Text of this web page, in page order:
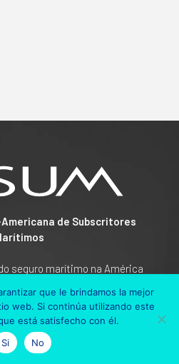
de Subscritores
seguro marítimo na América
profissional.
que le brindamos la mejor
web. Si continúa utilizando este
está satisfecho con él.
Si
No